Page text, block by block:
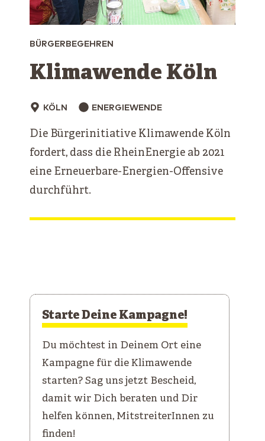
BÜRGERBEGEHREN
Klimawende Köln
KÖLN ENERGIEWENDE
Die Bürgerinitiative Klimawende Köln
fordert, dass die RheinEnergie ab 2021
eine Erneuerbare-Energien-Offensive
durchführt.
Starte Deine Kampagne!
Du möchtest in Deinem Ort eine
Kampagne für die Klimawende
starten? Sag uns jetzt Bescheid,
damit wir Dich beraten und Dir
helfen können, MitstreiterInnen zu
finden!